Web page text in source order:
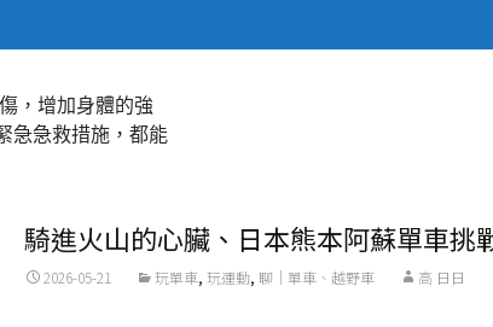
，增加身體的強
急急救措施，都能
騎進火山的心臟、日本熊本阿蘇單車挑
2026-05-21 玩單車, 玩運動, 聊｜單車、越野車 高 日日